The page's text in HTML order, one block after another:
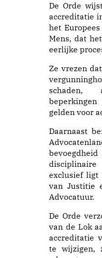
De Orde
accreditatie
het
Mens, dat
eerlijke
Ze vrezen
schaden,
gelden voor
Daarnaast
exclusief ligt
van Justitie
Advocatuur.
De Orde
van de Lok
accreditatie
te wijzigen,